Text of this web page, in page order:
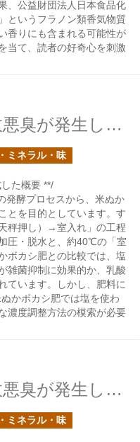
、公益財団法人日本食品化
というフラノン類香気物質
香りにも含まれる可能性が
当て、読者の好奇心を刺激
すぐき漬の発酵で何故悪臭が発生しないのか？の続き
ミネラル・味
た概要 **/
発酵プロセスから、米ぬか
とを目的としています。す
秤押し）→室入れ」の工程
圧・脱水と、約40℃の「室
ボカシ肥との比較では、塩
雑菌抑制に効果的か、乳酸
ています。しかし、肥料に
かボカシ肥では塩を使わ
濃度調整方法の模索が必要
すぐき漬の発酵で何故悪臭が発生しないのか？
ミネラル・味